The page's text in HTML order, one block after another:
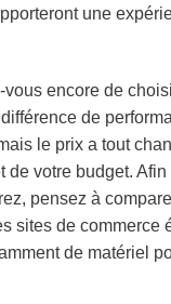
une
encore de
de
le prix a tout
de votre budget.
pensez à
sites de commerce
de matériel